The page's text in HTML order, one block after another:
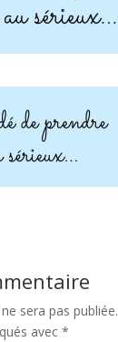
sera pas publiée.
avec *